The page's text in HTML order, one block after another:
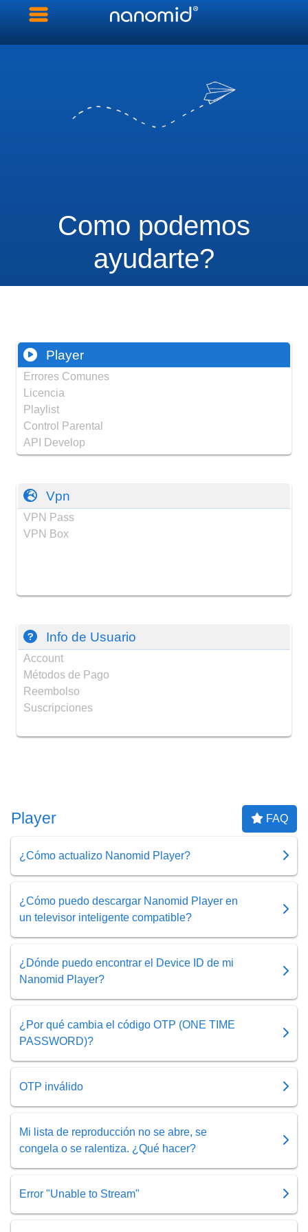
Como podemos
ayudarte?
Player
Errores Comunes
Licencia
Playlist
Control Parental
API Develop
Vpn
VPN Pass
VPN Box
Info de Usuario
Account
Métodos de Pago
Reembolso
Suscripciones
Player FAQ
¿Cómo actualizo Nanomid Player?
¿Cómo puedo descargar Nanomid Player en
un televisor inteligente compatible?
¿Dónde puedo encontrar el Device ID de mi
Nanomid Player?
¿Por qué cambia el código OTP (ONE TIME
PASSWORD)?
OTP inválido
Mi lista de reproducción no se abre, se
congela o se ralentiza. ¿Qué hacer?
Error "Unable to Stream"